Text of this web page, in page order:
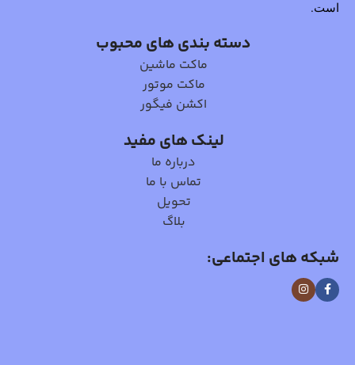
است.
دسته بندی های محبوب
ماکت ماشین
ماکت موتور
اکشن فیگور
لینک های مفید
درباره ما
تماس با ما
تحویل
بلاگ
شبکه های اجتماعی: